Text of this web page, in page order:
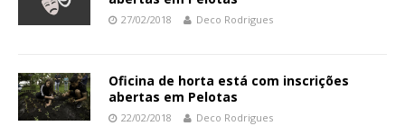
27/02/2018 Deco Rodrigues
Oficina de horta está com inscrições
abertas em Pelotas
22/02/2018 Deco Rodrigues